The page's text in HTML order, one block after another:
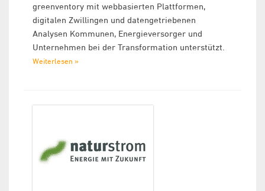
greenventory mit webbasierten Plattformen,
digitalen Zwillingen und datengetriebenen
Analysen Kommunen, Energieversorger und
Unternehmen bei der Transformation unterstützt.
Weiterlesen »